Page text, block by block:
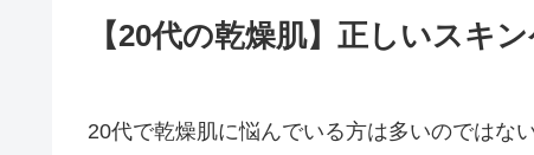
【20代の乾燥肌】正しいスキ
20代で乾燥肌に悩んでいる方は多いのではな